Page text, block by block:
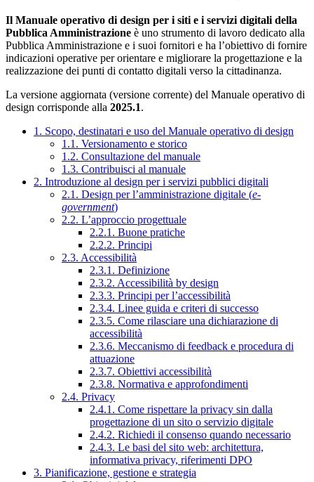
Il Manuale operativo di design per i siti e i servizi digitali della
Pubblica Amministrazione è uno strumento di lavoro dedicato alla
Pubblica Amministrazione e i suoi fornitori e ha l’obiettivo di fornire
indicazioni operative per orientare e migliorare la progettazione e la
realizzazione dei punti di contatto digitali verso la cittadinanza.
La versione aggiornata (versione corrente) del Manuale operativo di
design corrisponde alla 2025.1.
1. Scopo, destinatari e uso del Manuale operativo di design
1.1. Versionamento e storico
1.2. Consultazione del manuale
1.3. Contribuisci al manuale
2. Introduzione al design per i servizi pubblici digitali
2.1. Design per l’amministrazione digitale (e-
government)
2.2. L’approccio progettuale
2.2.1. Buone pratiche
2.2.2. Principi
2.3. Accessibilità
2.3.1. Definizione
2.3.2. Accessibilità by design
2.3.3. Principi per l’accessibilità
2.3.4. Linee guida e criteri di successo
2.3.5. Come rilasciare una dichiarazione di
accessibilità
2.3.6. Meccanismo di feedback e procedura di
attuazione
2.3.7. Obiettivi accessibilità
2.3.8. Normativa e approfondimenti
2.4. Privacy
2.4.1. Come rispettare la privacy sin dalla
progettazione di un sito o servizio digitale
2.4.2. Richiedi il consenso quando necessario
2.4.3. Le basi del sito web: architettura,
informativa privacy, riferimenti DPO
3. Pianificazione, gestione e strategia